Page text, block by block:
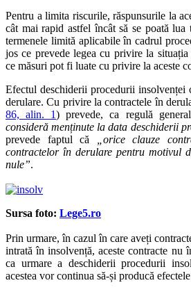
Pentru a limita riscurile, răspunsurile la
cât mai rapid astfel încât să se poată lua
termenele limită aplicabile în cadrul
jos ce prevede legea cu privire la
ce măsuri pot fi luate cu privire la aceste
Efectul deschiderii procedurii insolvenței
derulare. Cu privire la contractele în
86, alin. 1) prevede, ca regulă
consideră menținute la data deschiderii
prevede faptul că
„orice clauze
contractelor în derulare pentru motivul
nule”.
Sursa foto: Lege5.ro
Prin urmare, în cazul în care aveți
intrată în insolvență, aceste contracte nu
ca urmare a deschiderii procedurii
acestea vor continua să-și producă